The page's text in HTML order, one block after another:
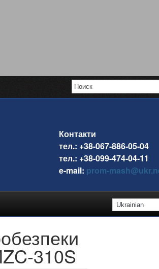
Контакти
тел.: +38-067-886-05-04
тел.: +38-099-474-04-11
e-mail: prom-
310S